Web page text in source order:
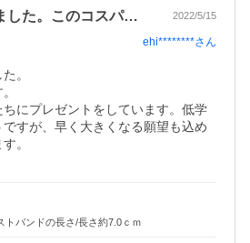
３回目の注文をしました。このコスパは最… 2022/5/15
ehi********さん
。
にプレゼントをしています。低学
すが、早く大きくなる願望も込め
。
トバンドの長さ/長さ約7.0ｃｍ